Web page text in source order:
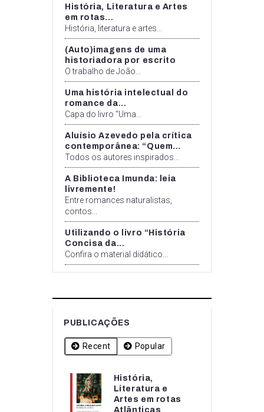
História, Literatura e Artes
em rotas...
História, literatura e artes...
(Auto)imagens de uma
historiadora por escrito
O trabalho de João...
Uma história intelectual do
romance da...
Capa do livro "Uma...
Aluísio Azevedo pela crítica
contemporânea: “Quem...
Todos os autores inspirados...
A Biblioteca Imunda: leia
livremente!
Entre romances naturalistas,
contos...
Utilizando o livro “História
Concisa da...
Confira o material didático...
PUBLICAÇÕES
Recent Popular
História,
Literatura e
Artes em rotas
Atlânticas
História,
Literatura e
Artes em rotas...